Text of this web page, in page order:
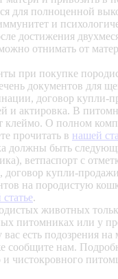
для полноценной
и
достижения
отнимать от
при покупке
документов для
договор купли-
и актировка. В
клеймо. О полном
прочитать в нашей
должны быть
ветпаспорт с
договор купли-
на породистую
.
животных
питомниках или у
вас есть подозрения
сообщите нам.
и чистокровного